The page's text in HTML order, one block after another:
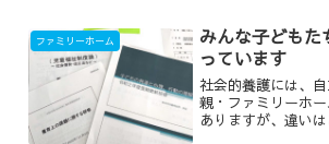
ファミリーホーム
みんな子どもた
っています
社会的養護には、
親・ファミリーホ
ありますが、違い